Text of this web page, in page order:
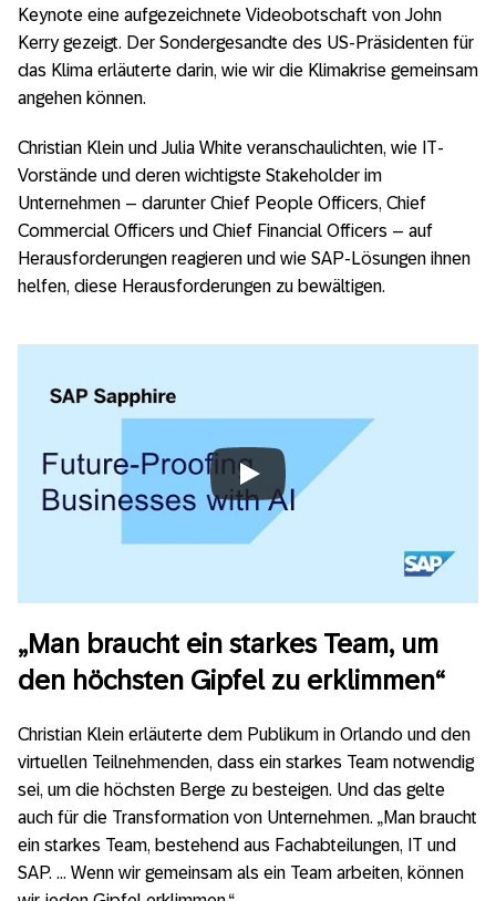
Keynote eine aufgezeichnete Videobotschaft von John
Kerry gezeigt. Der Sondergesandte des US-Präsidenten für
das Klima erläuterte darin, wie wir die Klimakrise gemeinsam
angehen können.
Christian Klein und Julia White veranschaulichten, wie IT-
Vorstände und deren wichtigste Stakeholder im
Unternehmen – darunter Chief People Officers, Chief
Commercial Officers und Chief Financial Officers – auf
Herausforderungen reagieren und wie SAP-Lösungen ihnen
helfen, diese Herausforderungen zu bewältigen.
Always allow YouTube
„Man braucht ein starkes Team, um
den höchsten Gipfel zu erklimmen“
Christian Klein erläuterte dem Publikum in Orlando und den
virtuellen Teilnehmenden, dass ein starkes Team notwendig
sei, um die höchsten Berge zu besteigen. Und das gelte
auch für die Transformation von Unternehmen. „Man braucht
ein starkes Team, bestehend aus Fachabteilungen, IT und
SAP. … Wenn wir gemeinsam als ein Team arbeiten, können